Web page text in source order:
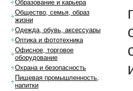
Образование и карьера
Общество, семья, образ
жизни
Одежда, обувь, аксессуары
Оптика и фототехника
Офисное, торговое
оборудование
Охрана и безопасность
Пищевая промышленность,
напитки